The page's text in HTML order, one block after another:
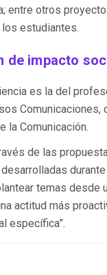
entre otros
estudiantes.
de impacto
es la del
Comunicaciones,
la Comunicación.
de las
desarrolladas
temas desde
actitud más
específica”.